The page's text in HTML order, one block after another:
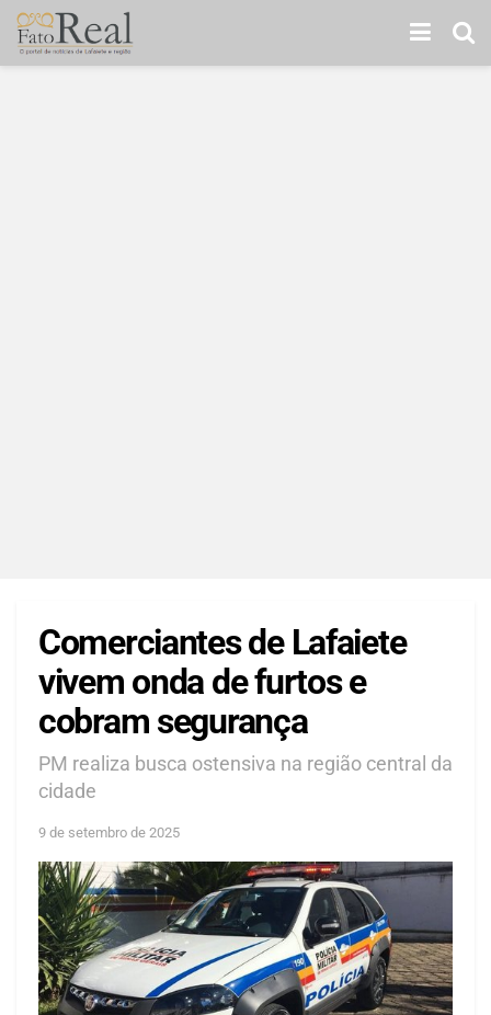
Comerciantes de Lafaiete
vivem onda de furtos e
cobram segurança
PM realiza busca ostensiva na região central da
cidade
9 de setembro de 2025